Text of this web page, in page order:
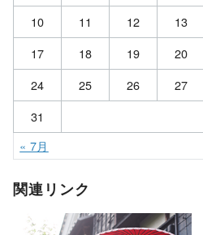
10
11 12 13
17
18 19 20
24
25 26 27
31
« 7月
関連リンク